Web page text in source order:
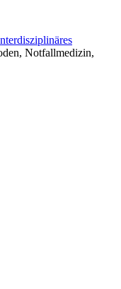
Notfallmedizin,